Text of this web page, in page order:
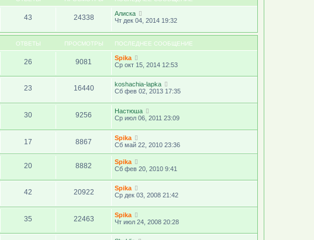
43 24338
Алиска
Чт дек 04, 2014 19:32
ОТВЕТЫ ПРОСМОТРЫ ПОСЛЕДНЕЕ СООБЩЕНИЕ
26 9081
Spika
Ср окт 15, 2014 12:53
23 16440
koshachia-lapka
Сб фев 02, 2013 17:35
30 9256
Настюша
Ср июл 06, 2011 23:09
17 8867
Spika
Сб май 22, 2010 23:36
20 8882
Spika
Сб фев 20, 2010 9:41
42 20922
Spika
Ср дек 03, 2008 21:42
35 22463
Spika
Чт июл 24, 2008 20:28